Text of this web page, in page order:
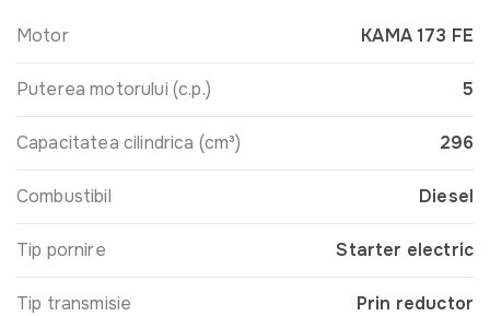
Motor KAMA 173 FE
Puterea motorului (c.p.) 5
Capacitatea cilindrica (cm³) 296
Combustibil Diesel
Tip pornire Starter electric
Tip transmisie Prin reductor